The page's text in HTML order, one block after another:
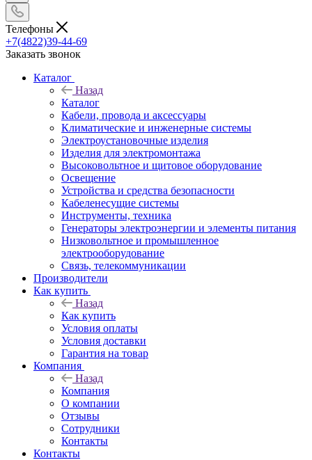
Телефоны
+7(4822)39-44-69
Заказать звонок
Каталог
Назад
Каталог
Кабели, провода и аксессуары
Климатические и инженерные системы
Электроустановочные изделия
Изделия для электромонтажа
Высоковольтное и щитовое оборудование
Освещение
Устройства и средства безопасности
Кабеленесущие системы
Инструменты, техника
Генераторы электроэнергии и элементы питания
Низковольтное и промышленное
электрооборудование
Связь, телекоммуникации
Производители
Как купить
Назад
Как купить
Условия оплаты
Условия доставки
Гарантия на товар
Компания
Назад
Компания
О компании
Отзывы
Сотрудники
Контакты
Контакты